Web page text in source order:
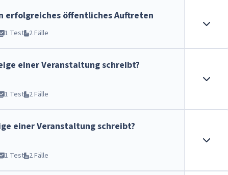
erfolgreiches öffentliches Auftreten
1 Test 2 Fälle
einer Veranstaltung schreibt?
1 Test 2 Fälle
einer Veranstaltung schreibt?
1 Test 2 Fälle